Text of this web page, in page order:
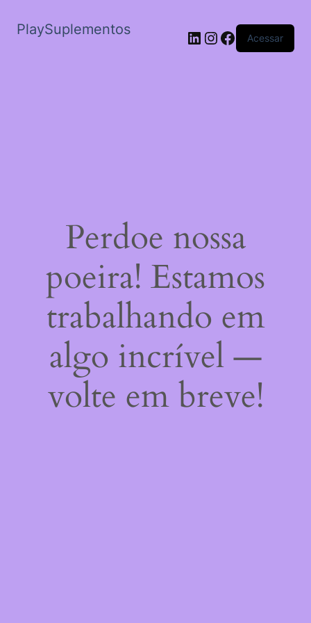
PlaySuplementos LinkedIn
Instagram
Facebook
Acessar
Perdoe nossa
poeira! Estamos
trabalhando em
algo incrível —
volte em breve!